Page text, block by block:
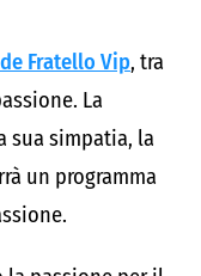
Fratello Vip, tra
La
sua simpatia, la
un programma